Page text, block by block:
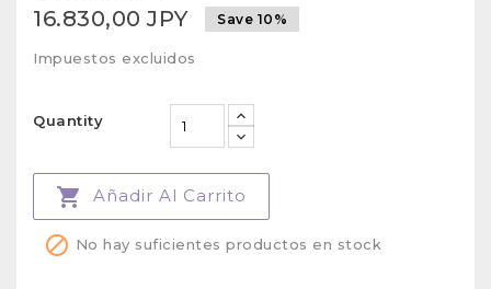
16.830,00 JPY Save 10%
Impuestos excluidos
Quantity
 Añadir Al Carrito
 No hay suficientes productos en stock